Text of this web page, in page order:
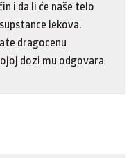
i da li će naše telo
lekova.
dragocenu
dozi mu odgovara